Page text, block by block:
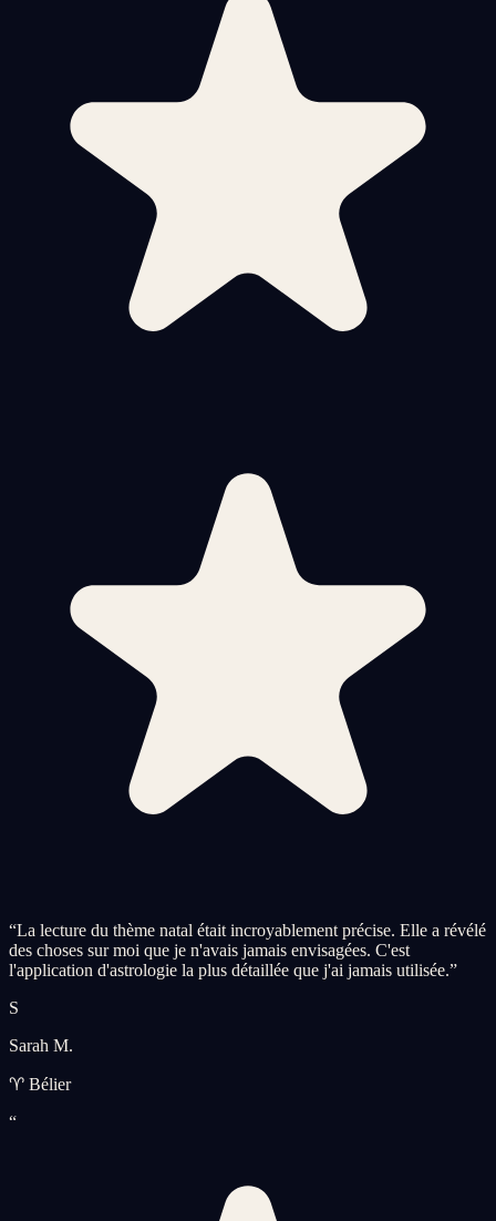
“La lecture du thème natal était incroyablement précise. Elle a révélé
des choses sur moi que je n'avais jamais envisagées. C'est
l'application d'astrologie la plus détaillée que j'ai jamais utilisée.”
S
Sarah M.
♈ Bélier
“